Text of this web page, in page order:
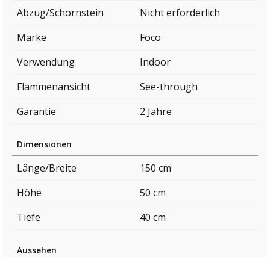
Abzug/Schornstein
Nicht erforderlich
Marke
Foco
Verwendung
Indoor
Flammenansicht
See-through
Garantie
2 Jahre
Dimensionen
Länge/Breite
150 cm
Höhe
50 cm
Tiefe
40 cm
Aussehen